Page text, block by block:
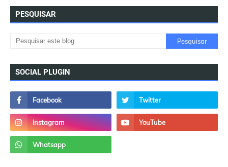
PESQUISAR
SOCIAL PLUGIN